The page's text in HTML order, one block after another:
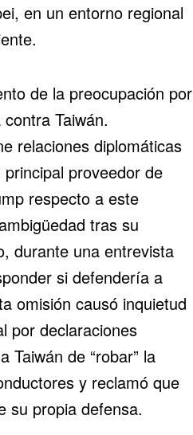
en un entorno regional
de la preocupación por
Taiwán.
relaciones diplomáticas
proveedor de
respecto a este
tras su
durante una entrevista
si defendería a
omisión causó inquietud
por declaraciones
Taiwán de “robar” la
y reclamó que
su propia defensa.